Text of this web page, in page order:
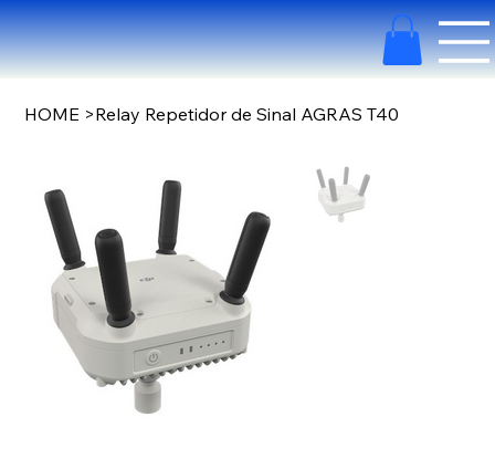
HOME >Relay Repetidor de Sinal AGRAS T40